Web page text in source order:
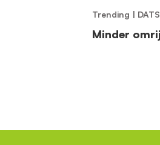
Trending |
Minder